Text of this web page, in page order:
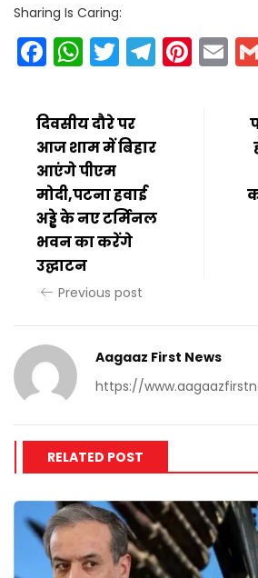
Sharing Is Caring:
Facebook
WhatsApp
Twitter
दिवसीय दौरे पर
आज शाम में बिहार
आएंगे पीएम
मोदी,पटना हवाई
अड्डे के नए टर्मिनल
भवन का करेंगे
उद्घाटन
Previous post
Aagaaz First News
https://
RELATED POST